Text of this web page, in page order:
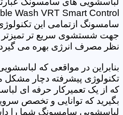
سامسونگ ازتمامی این
جهت شستشوی سریع تر تمیزتر
نظر مصرف انرژی بهره می
بنابراین در مواقعی که
تکنولوژی پیشرفته دچار مشکل
که از یک تعمیرکار حرفه ای
بگیرید که توانایی و تخصص
لباسشویی سامسونگ شما را